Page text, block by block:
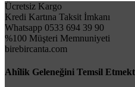
Ücretsiz Kargo
Kredi Kartına Taksit İmkanı
Whatsapp 0533 694 39 90
%100 Müşteri Memnuniyeti
birebircanta.com
Ahîlik Geleneğini Temsil